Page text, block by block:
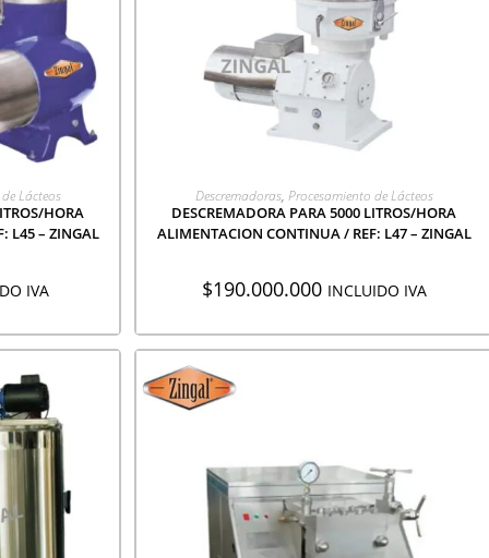
Lácteos
HORA
L45 – ZINGAL
IVA
AGREGAR A COTIZACIÓN
Descremadoras, Procesamiento de Lácteos
DESCREMADORA PARA 5000 LITROS/HORA
ALIMENTACION CONTINUA / REF: L47 – ZINGAL
$190.000.000 INCLUIDO IVA